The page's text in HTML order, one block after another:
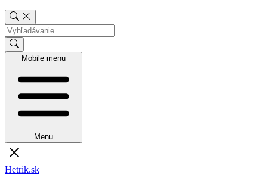
Mobile menu
Menu
Hetrik.sk